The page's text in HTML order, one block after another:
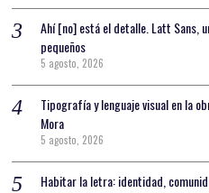
Ahí [no] está el detalle. Latt Sans,
pequeños
5 agosto, 2026
Tipografía y lenguaje visual en la
Mora
5 agosto, 2026
Habitar la letra: identidad,